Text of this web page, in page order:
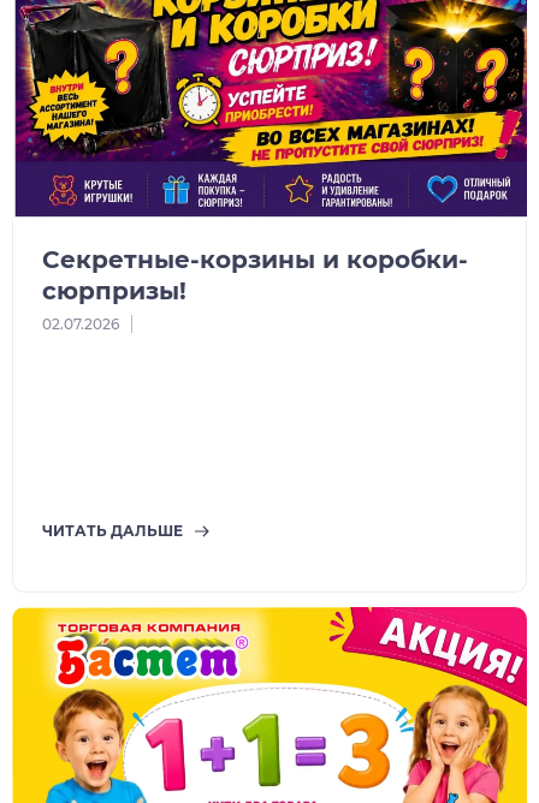
Секретные-корзины и коробки-
сюрпризы!
02.07.2026
ЧИТАТЬ ДАЛЬШЕ